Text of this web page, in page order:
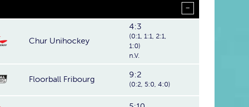
Chur Unihockey
4:3
(0:1, 1:1, 2:1,
1:0)
n.V.
Floorball Fribourg 9:2
(0:2, 5:0, 4:0)